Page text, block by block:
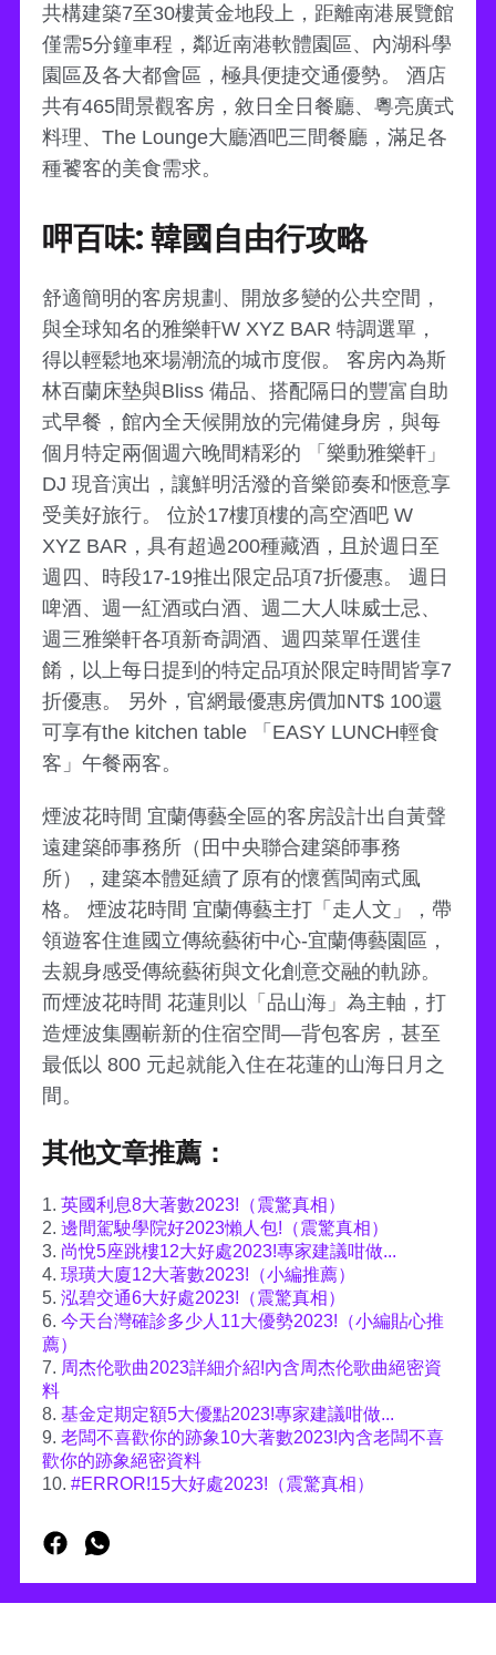
共構建築7至30樓黃金地段上，距離南港展覽館
僅需5分鐘車程，鄰近南港軟體園區、內湖科學
園區及各大都會區，極具便捷交通優勢。 酒店
共有465間景觀客房，敘日全日餐廳、粵亮廣式
料理、The Lounge大廳酒吧三間餐廳，滿足各
種饕客的美食需求。
呷百味: 韓國自由行攻略
舒適簡明的客房規劃、開放多變的公共空間，
與全球知名的雅樂軒W XYZ BAR 特調選單，
得以輕鬆地來場潮流的城市度假。 客房內為斯
林百蘭床墊與Bliss 備品、搭配隔日的豐富自助
式早餐，館內全天候開放的完備健身房，與每
個月特定兩個週六晚間精彩的 「樂動雅樂軒」
DJ 現音演出，讓鮮明活潑的音樂節奏和愜意享
受美好旅行。 位於17樓頂樓的高空酒吧 W
XYZ BAR，具有超過200種藏酒，且於週日至
週四、時段17-19推出限定品項7折優惠。 週日
啤酒、週一紅酒或白酒、週二大人味威士忌、
週三雅樂軒各項新奇調酒、週四菜單任選佳
餚，以上每日提到的特定品項於限定時間皆享7
折優惠。 另外，官網最優惠房價加NT$ 100還
可享有the kitchen table 「EASY LUNCH輕食
客」午餐兩客。
煙波花時間 宜蘭傳藝全區的客房設計出自黃聲
遠建築師事務所（田中央聯合建築師事務
所），建築本體延續了原有的懷舊閩南式風
格。 煙波花時間 宜蘭傳藝主打「走人文」，帶
領遊客住進國立傳統藝術中心-宜蘭傳藝園區，
去親身感受傳統藝術與文化創意交融的軌跡。
而煙波花時間 花蓮則以「品山海」為主軸，打
造煙波集團嶄新的住宿空間—背包客房，甚至
最低以 800 元起就能入住在花蓮的山海日月之
間。
其他文章推薦：
1. 英國利息8大著數2023!（震驚真相）
2. 邊間駕駛學院好2023懶人包!（震驚真相）
3. 尚悅5座跳樓12大好處2023!專家建議咁做...
4. 璟璜大廈12大著數2023!（小編推薦）
5. 泓碧交通6大好處2023!（震驚真相）
6. 今天台灣確診多少人11大優勢2023!（小編貼心推
薦）
7. 周杰伦歌曲2023詳細介紹!內含周杰伦歌曲絕密資
料
8. 基金定期定額5大優點2023!專家建議咁做...
9. 老闆不喜歡你的跡象10大著數2023!內含老闆不喜
歡你的跡象絕密資料
10. #ERROR!15大好處2023!（震驚真相）